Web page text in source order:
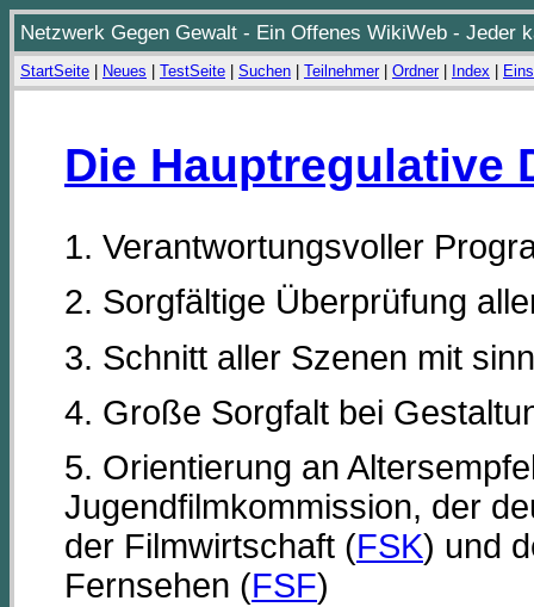
Netzwerk Gegen Gewalt - Ein Offenes WikiWeb - Jeder
StartSeite Neues TestSeite Suchen Teilnehmer| Ordner| Index
Die Hauptregulative
1. Verantwortungsvoller
2. Sorgfältige Überprüfung
3. Schnitt aller Szenen mit
4. Große Sorgfalt bei
5. Orientierung an
Jugendfilmkommission, der
der Filmwirtschaft (FSK) und
Fernsehen (FSF)